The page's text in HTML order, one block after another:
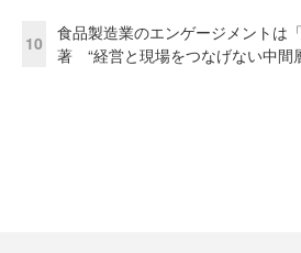
10
食品製造業のエンゲージメントは
著 “経営と現場をつなげない中間